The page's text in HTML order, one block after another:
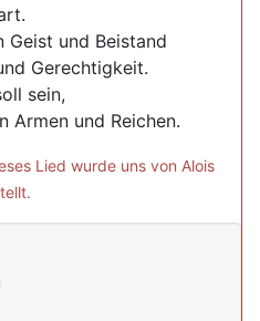
Geist und Beistand
Gerechtigkeit.
sein,
Armen und Reichen.
Lied wurde uns von Alois